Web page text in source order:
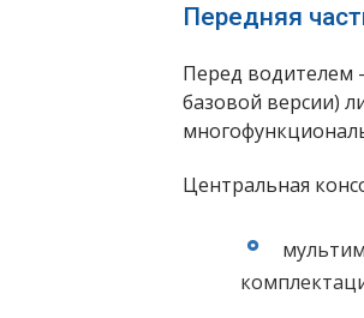
Передняя
Перед водителем
базовой версии)
Центральная